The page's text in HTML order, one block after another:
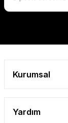
Kurumsal
Yardım